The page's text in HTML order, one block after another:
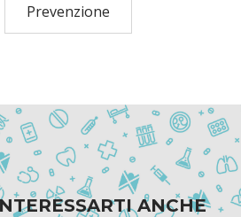
Prevenzione
ANCHE